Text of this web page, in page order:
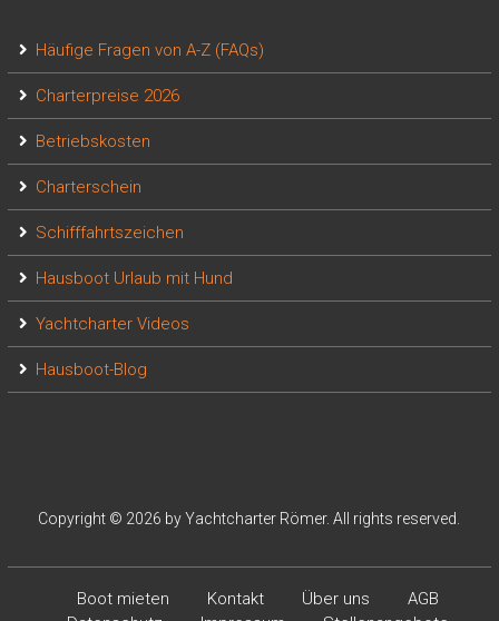
Häufige Fragen von A-Z (FAQs)
Charterpreise 2026
Betriebskosten
Charterschein
Schifffahrtszeichen
Hausboot Urlaub mit Hund
Yachtcharter Videos
Hausboot-Blog
Copyright © 2026 by Yachtcharter Römer. All rights reserved.
Boot mieten Kontakt Über uns
AGB